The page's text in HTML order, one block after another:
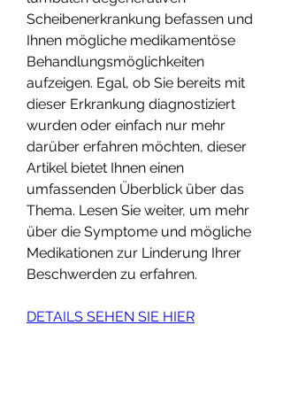
Scheibenerkrankung befassen und
Ihnen mögliche medikamentöse
Behandlungsmöglichkeiten
aufzeigen. Egal, ob Sie bereits mit
dieser Erkrankung diagnostiziert
wurden oder einfach nur mehr
darüber erfahren möchten, dieser
Artikel bietet Ihnen einen
umfassenden Überblick über das
Thema. Lesen Sie weiter, um mehr
über die Symptome und mögliche
Medikationen zur Linderung Ihrer
Beschwerden zu erfahren.
DETAILS SEHEN SIE HIER